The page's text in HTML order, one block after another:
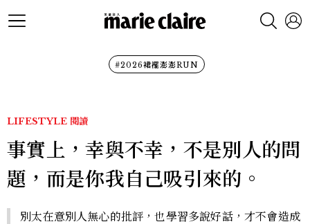
#2026裙襬澎澎RUN
LIFESTYLE 閱讀
事實上，幸與不幸，不是別人的問
題，而是你我自己吸引來的。
別太在意別人無心的批評，也學習多說好話，才不會造成